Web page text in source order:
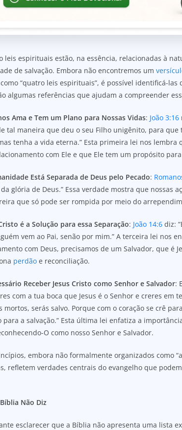
leis espirituais estão, na essência, relacionadas à
de salvação. Embora não encontremos um
“quatro leis espirituais”, é possível identificá-
algumas referências que ajudam a compreender
Ama e Tem um Plano para Nossas Vidas: João 3:16
tal maneira que deu o seu Filho unigênito, para que
tenha a vida eterna.” Esta primeira lei nos lembra
com Ele e que Ele tem um propósito
Está Separada de Deus pelo Pecado:
glória de Deus.” Essa verdade mostra que nossas
que só pode ser rompida por meio do
é a Solução para essa Separação: João 14:6 diz:
vem ao Pai, senão por mim.” A terceira lei nos
com Deus, precisamos de um Salvador, que é
perdão e reconciliação.
Receber Jesus Cristo como Senhor e Salvador:
com a tua boca que Jesus é o Senhor e creres em
mortos, serás salvo. Porque com o coração se crê
para a salvação.” Esta última lei enfatiza a
O como nosso Senhor e Salvador.
embora não formalmente organizados como
refletem verdades centrais do evangelho que
Não Diz
esclarecer que a Bíblia não apresenta uma lista